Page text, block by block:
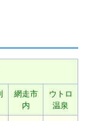
網走市
内
ウトロ
温泉